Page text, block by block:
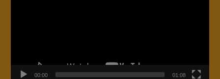
00:00 01:08